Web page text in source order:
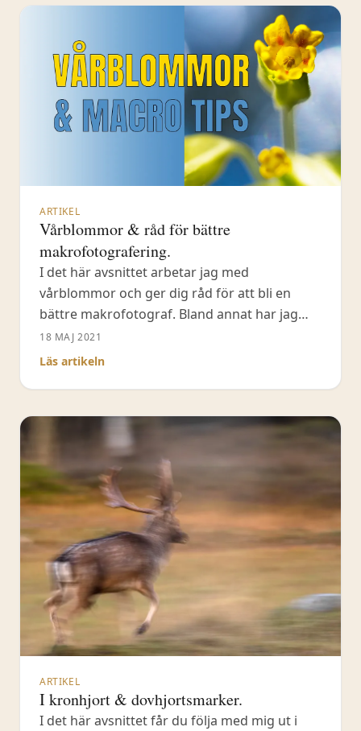
I den här texten kommer jag att
ARTIKEL
Vårblommor & råd för bättre
makrofotografering.
I det här avsnittet arbetar jag med
vårblommor och ger dig råd för att bli en
bättre makrofotograf. Bland annat har jag
med mig foliepapper och en ficklampa med
mig ut i fält för att skapa artificiellt ljus när
fotograferar makro
18 MAJ 2021
Läs artikeln
ARTIKEL
I kronhjort & dovhjortsmarker.
I det här avsnittet får du följa med mig ut i